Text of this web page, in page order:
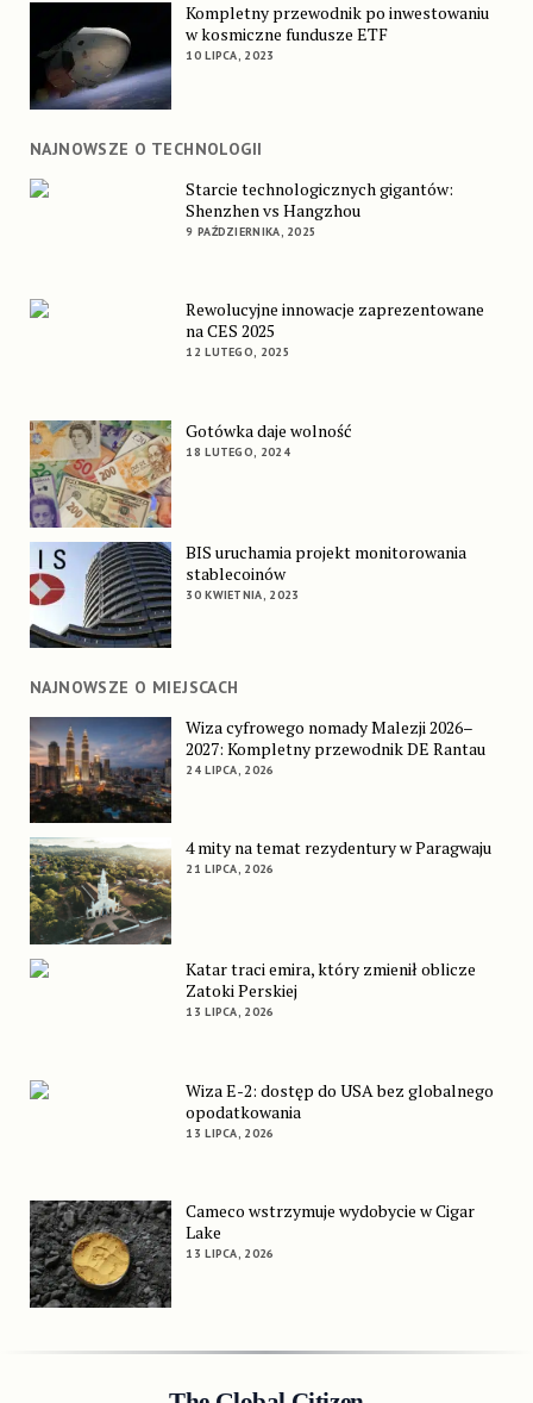
Kompletny przewodnik po inwestowaniu
w kosmiczne fundusze ETF
10 LIPCA, 2023
NAJNOWSZE O TECHNOLOGII
Starcie technologicznych gigantów:
Shenzhen vs Hangzhou
9 PAŹDZIERNIKA, 2025
Rewolucyjne innowacje zaprezentowane
na CES 2025
12 LUTEGO, 2025
Gotówka daje wolność
18 LUTEGO, 2024
BIS uruchamia projekt monitorowania
stablecoinów
30 KWIETNIA, 2023
NAJNOWSZE O MIEJSCACH
Wiza cyfrowego nomady Malezji 2026–
2027: Kompletny przewodnik DE Rantau
24 LIPCA, 2026
4 mity na temat rezydentury w Paragwaju
21 LIPCA, 2026
Katar traci emira, który zmienił oblicze
Zatoki Perskiej
13 LIPCA, 2026
Wiza E-2: dostęp do USA bez globalnego
opodatkowania
13 LIPCA, 2026
Cameco wstrzymuje wydobycie w Cigar
Lake
13 LIPCA, 2026